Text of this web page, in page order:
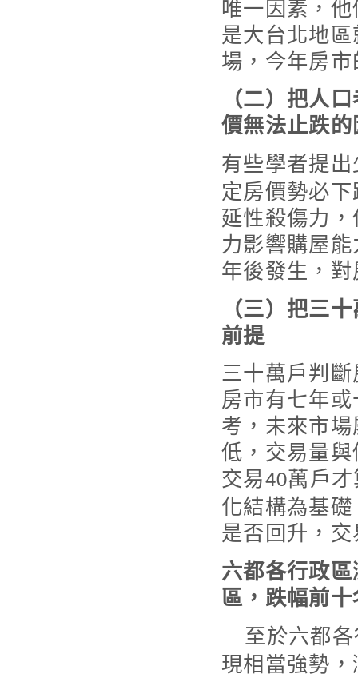
唯一因素，
是大台北地
場，今年房
（二）把人
價無法止跌的
有些學者提
定房價勢必
延性殺傷力
力影響購屋
年後發生，
（三）把三
前提
三十萬戶判
房市有七年
考，未來市
低，交易量
交易40萬戶
化結構為基
是否回升，
六都各行政
區，跌幅前
至於六都
現相當強勢